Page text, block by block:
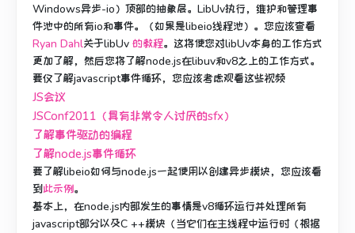
Windows异步-io）顶部的抽象层。 LibUv执行，维护和管理事
件池中的所有io和事件。
（如果是libeio线程池）。 您应该查看
Ryan Dahl关于libUv 的教程。 这将使您对libUv本身的工作方式
更加了解，然后您将了解node.js在libuv和v8之上的工作方式。
要仅了解javascript事件循环，您应该考虑观看这些视频
JS会议
JSConf2011（具有非常令人讨厌的sfx）
了解事件驱动的编程
了解node.js事件循环
要了解libeio如何与node.js一起使用以创建异步模块，您应该看
到此示例。
基本上，在node.js内部发生的事情是v8循环运行并处理所有
javascript部分以及C ++模块（当它们在主线程中运行时（根据